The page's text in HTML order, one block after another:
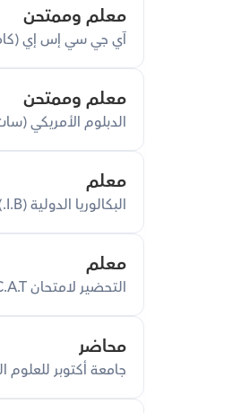
معلم وممتحن
آي جي سي إس إي
معلم وممتحن
الدبلوم الأمريكي
معلم
البكالوريا الدولية (I.B.)
معلم
التحضير لامتحان M.C.A.T
محاضر
جامعة أكتوبر للعلوم